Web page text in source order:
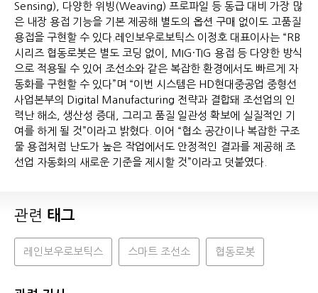
Sensing), 다양한 위빙(Weaving) 프로파일 등 동급 대비 가장 많
은 내장 용접 기능을 기본 제공해 별도의 옵션 구매 없이도 고품질
용접을 구현할 수 있다.레인보우로보틱스 이정호 대표이사는 “RB
시리즈 협동로봇은 별도 코딩 없이, MIG·TIG 용접 등 다양한 방식
으로 적용될 수 있어 조선소와 같은 복잡한 환경에서도 빠르게 자
동화를 구현할 수 있다”며 “이번 시스템은 HD현대중공업 중형선
사업본부의 Digital Manufacturing 전략과 결합돼 조선업의 인
력난 해소, 생산성 증대, 그리고 품질 일관성 확보에 실질적인 기
여를 하게 될 것”이라고 밝혔다. 이어 “협소 공간이나 복잡한 구조
물 용접처럼 난도가 높은 작업에서도 안정적인 결과를 제공해 조
선업 자동화의 새로운 기준을 제시할 것”이라고 덧붙였다.
관련 태그
레인보우로보틱스 스마트 조선소 협동로봇